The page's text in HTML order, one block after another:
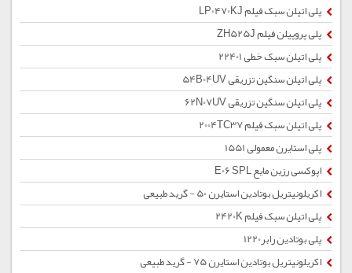
پلی اتیلن سبک فیلم LP0470KJ
پلی پروپیلن فیلم ZH525J
پلی اتیلن سبک خطی 22401
پلی اتیلن سنگین تزریقی 54B04UV
پلی اتیلن سنگین تزریقی 62N07UV
پلی اتیلن سبک فیلم 2004TC37
پلی استایرن معمولی 1551
اپوکسی رزین مایع E06 SPL
اکریلونیتریل بوتادین استایرن 50 - گرید طبیعی
پلی اتیلن سبک فیلم 2420K
پلی بوتادین رابر1220
اکریلونیتریل بوتادین استایرن 75 - گرید طبیعی